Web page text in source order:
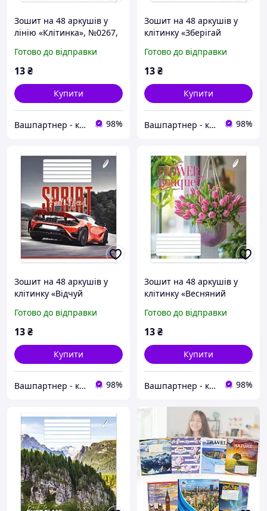
Зошит на 48 аркушів у
лінію «Клітинка», №0267,
Готово до відправки
13₴
Купити
Вашпартнер - канцтовари, іграшки та дитяча книга, побутова хімія 98%
Зошит на 48 аркушів у
клітинку «Зберігай
Пір`їнка
Готово до відправки
13₴
Купити
Вашпартнер - канцтовари, іграшки та дитяча книга, побутова хімія 98%
Зошит на 48 аркушів у
клітинку «Відчуй
Пір`їнка
Готово до відправки
13₴
Купити
Вашпартнер - канцтовари, іграшки та дитяча книга, побутова хімія 98%
Зошит на 48 аркушів у
клітинку «Весняний
Готово до відправки
13₴
Купити
Вашпартнер - канцтовари, іграшки та дитяча книга, побутова хімія 98%